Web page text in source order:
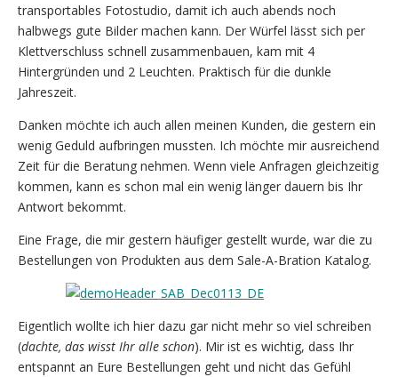
transportables Fotostudio, damit ich auch abends noch
halbwegs gute Bilder machen kann. Der Würfel lässt sich per
Klettverschluss schnell zusammenbauen, kam mit 4
Hintergründen und 2 Leuchten. Praktisch für die dunkle
Jahreszeit.
Danken möchte ich auch allen meinen Kunden, die gestern ein
wenig Geduld aufbringen mussten. Ich möchte mir ausreichend
Zeit für die Beratung nehmen. Wenn viele Anfragen gleichzeitig
kommen, kann es schon mal ein wenig länger dauern bis Ihr
Antwort bekommt.
Eine Frage, die mir gestern häufiger gestellt wurde, war die zu
Bestellungen von Produkten aus dem Sale-A-Bration Katalog.
Eigentlich wollte ich hier dazu gar nicht mehr so viel schreiben
(dachte, das wisst Ihr alle schon). Mir ist es wichtig, dass Ihr
entspannt an Eure Bestellungen geht und nicht das Gefühl